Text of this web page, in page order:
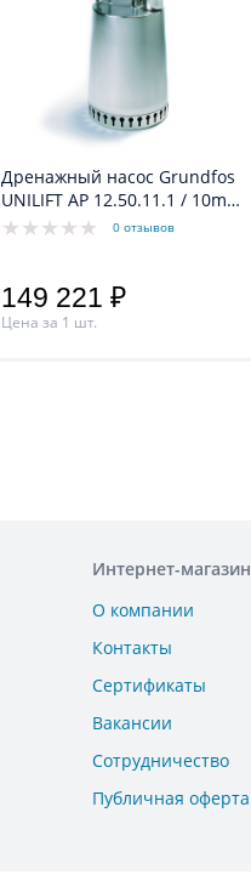
Дренажный насос Grundfos
UNILIFT AP 12.50.11.1 / 10m
1,7/1,1kW 8,5A 1x230V 50Hz
0 отзывов
149 221 ₽
Цена за 1 шт.
Интернет-магазин
О компании
Контакты
Сертификаты
Вакансии
Сотрудничество
Публичная оферта